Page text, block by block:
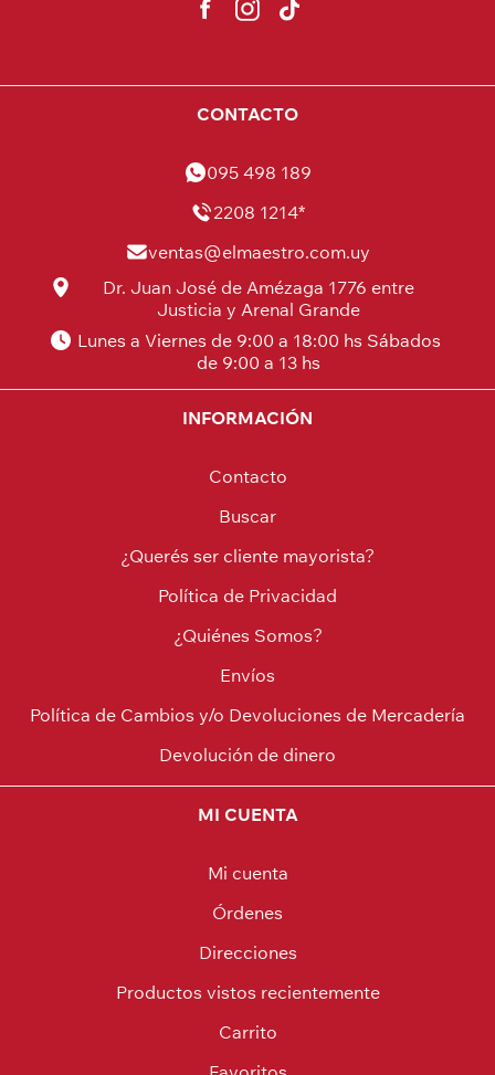
CONTACTO
095 498 189
2208 1214*
ventas@elmaestro.com.uy
Dr. Juan José de Amézaga 1776 entre
Justicia y Arenal Grande
Lunes a Viernes de 9:00 a 18:00 hs Sábados
de 9:00 a 13 hs
INFORMACIÓN
Contacto
Buscar
¿Querés ser cliente mayorista?
Política de Privacidad
¿Quiénes Somos?
Envíos
Política de Cambios y/o Devoluciones de Mercadería
Devolución de dinero
MI CUENTA
Mi cuenta
Órdenes
Direcciones
Productos vistos recientemente
Carrito